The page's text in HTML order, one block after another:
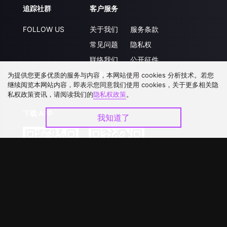
追踪社群
FOLLOW US
客户服务
关于我们
常见问题
联络我们
升级VIP
服务条款
隐私权
公开征件
合作洽談
为提供您更多优质的服务与内容，本网站使用 cookies 分析技术。若您
继续阅览本网站内容，即表示您同意我们使用 cookies，关于更多相关隐
私权政策资讯，请阅读我们的隐私权政策。
我知道了